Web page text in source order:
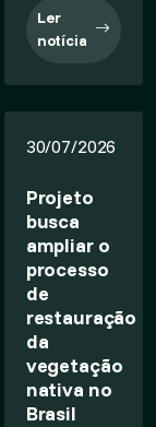
Ler
notícia
30/07/2026
Projeto
busca
ampliar o
processo
de
restauração
da
vegetação
nativa no
Brasil